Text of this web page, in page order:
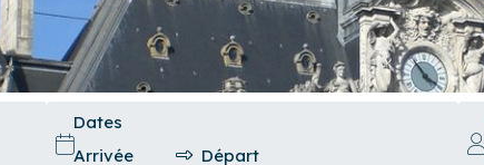
Dates